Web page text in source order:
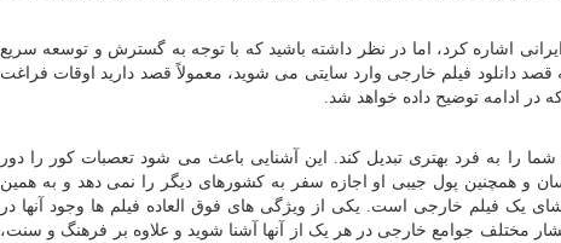
اشاره کرد، اما در نظر داشته باشید که با توجه به گسترش و توسعه سریع
قصد دانلود فیلم خارجی وارد سایتی می شوید، معمولاً قصد دارید اوقات فراغت
در ادامه توضیح داده خواهد شد.
را به فرد بهتری تبدیل کند. این آشنایی باعث می شود تعصبات کور را دور
و همچنین پول جیبی او اجازه سفر به کشورهای دیگر را نمی دهد و به همین
یک فیلم خارجی است. یکی از ویژگی های فوق العاده فیلم ها وجود آنها در
مختلف جوامع خارجی در هر یک از آنها آشنا شوید و علاوه بر فرهنگ و سنت،